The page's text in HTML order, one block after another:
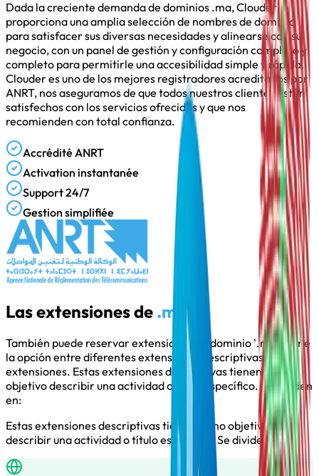
Dada la creciente demanda de dominios .ma, Clouder le
proporciona una amplia selección de nombres de dominio
para satisfacer sus diversas necesidades y alinearse con su
negocio, con un panel de gestión y configuración completo y
completo para permitirle una accesibilidad simple y rápida.
Clouder es uno de los mejores registradores acreditados por
ANRT, nos aseguramos de que todos nuestros clientes estén
satisfechos con los servicios ofrecidos y que nos
recomienden con total confianza.
Accrédité ANRT
Activation instantanée
Support 24/7
Gestion simplifiée
Las extensiones de .ma
También puede reservar extensiones de dominio '.ma', tiene
la opción entre diferentes extensiones descriptivas y sub-
extensiones. Estas extensiones descriptivas tienen como
objetivo describir una actividad o título específico. Se dividen
en:
Estas extensiones descriptivas tienen como objetivo
describir una actividad o título específico. Se dividen en: